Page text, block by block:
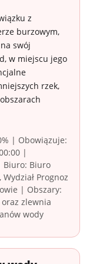
z
burzowym,
swój
w miejscu jego
rzek,
| Obowiązuje:
|
Biuro: Biuro
Prognoz
| Obszary:
oraz zlewnia
wody